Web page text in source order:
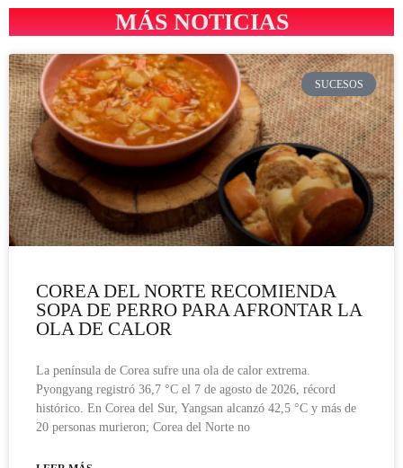
MÁS NOTICIAS
SUCESOS
COREA DEL NORTE RECOMIENDA
SOPA DE PERRO PARA AFRONTAR LA
OLA DE CALOR
La península de Corea sufre una ola de calor extrema.
Pyongyang registró 36,7 °C el 7 de agosto de 2026, récord
histórico. En Corea del Sur, Yangsan alcanzó 42,5 °C y más de
20 personas murieron; Corea del Norte no